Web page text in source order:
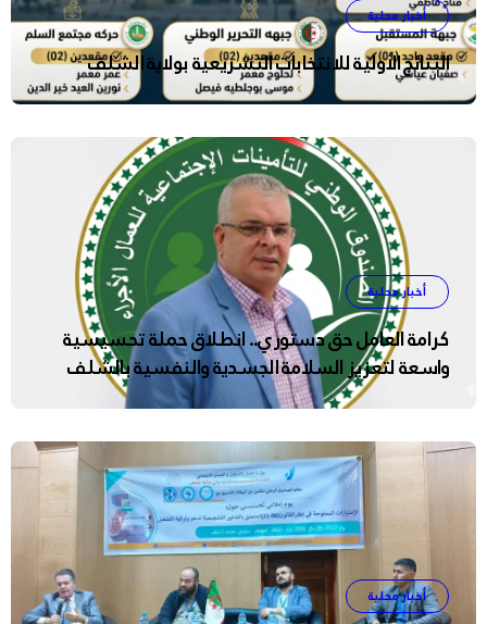
أخبار محلية
النتائج الأولية للانتخابات التشريعية بولاية الشلف
أخبار محلية
كرامة العامل حق دستوري.. انطلاق حملة تحسيسية
واسعة لتعزيز السلامة الجسدية والنفسية بالشلف
أخبار محلية